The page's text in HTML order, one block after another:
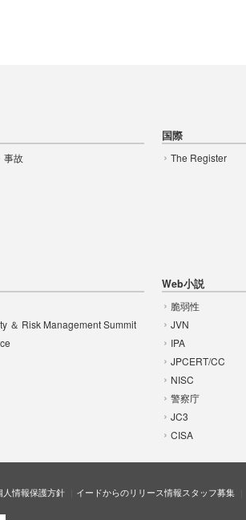
事故
国際
The Register
＆ Risk Management Summit
Web小説
脆弱性
JVN
IPA
JPCERT/CC
NISC
警察庁
JC3
CISA
人情報保護方針 イードからのリリース情報スタッフ募集